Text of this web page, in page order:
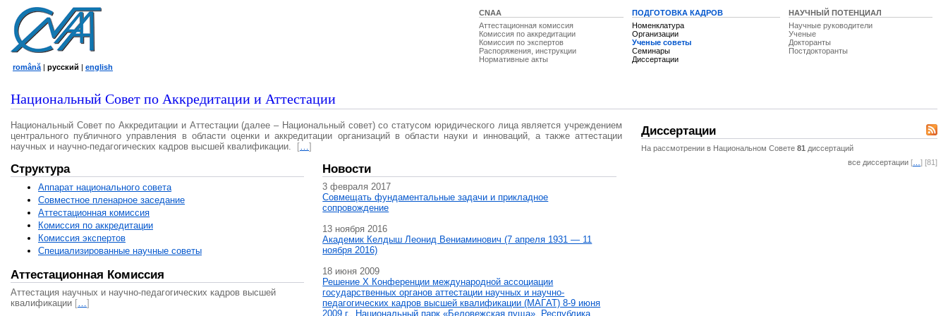
CNAA
Аттестационная комиссия
Комиссия по аккредитации
Комиссия по экспертов
Распоряжения, инструкции
Нормативные акты
ПОДГОТОВКА КАДРОВ
Номенклатура
Организации
Ученые советы
Семинары
Диссертации
НАУЧНЫЙ ПОТЕНЦИАЛ
Научные руководители
Ученые
Докторанты
Постдокторанты
română | русский | english
Национальный Совет по Аккредитации и Аттестации
Национальный Совет по Аккредитации и Аттестации (далее – Национальный совет) со статусом юридического лица является учреждением
центрального публичного управления в области оценки и аккредитации организаций в области науки и инноваций, а также аттестации
научных и научно-педагогических кадров высшей квалификации.
[…]
Структура
Аппарат национального совета
Совместное пленарное заседание
Аттестационная комисcия
Комиссия по аккредитации
Комиссия экспертов
Специализированные научные советы
Аттестационная Комиссия
Аттестация научных и научно-педагогических кадров высшей
квалификации […]
Новости
3 февраля 2017
Совмещать фундаментальные задачи и прикладное
сопровождение
13 ноября 2016
Академик Келдыш Леонид Вениаминович (7 апреля 1931 — 11
ноября 2016)
18 июня 2009
Решение X Конференции международной ассоциации
государственных органов аттестации научных и научно-
педагогических кадров высшей квалификации (МАГAT) 8-9 июня
2009 г., Национальный парк «Беловежская пуща», Республика
Диссертации
На рассмотрении в Национальном Совете 81 диссертаций
все диссертации [ ] [81]